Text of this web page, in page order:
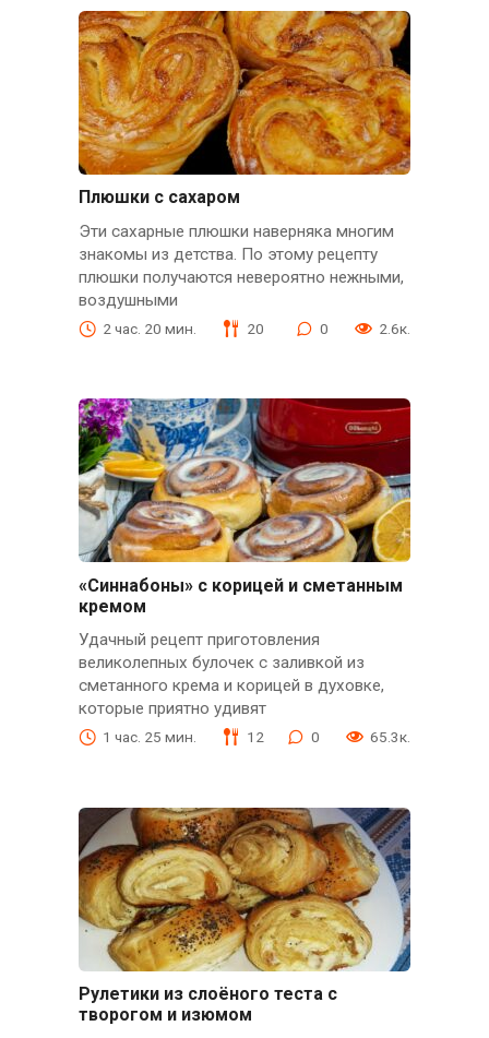
Плюшки с сахаром
Эти сахарные плюшки наверняка многим
знакомы из детства. По этому рецепту
плюшки получаются невероятно нежными,
воздушными
2 час. 20 мин. 20 0 2.6к.
«Синнабоны» с корицей и сметанным
кремом
Удачный рецепт приготовления
великолепных булочек с заливкой из
сметанного крема и корицей в духовке,
которые приятно удивят
1 час. 25 мин. 12 0 65.3к.
Рулетики из слоёного теста с
творогом и изюмом